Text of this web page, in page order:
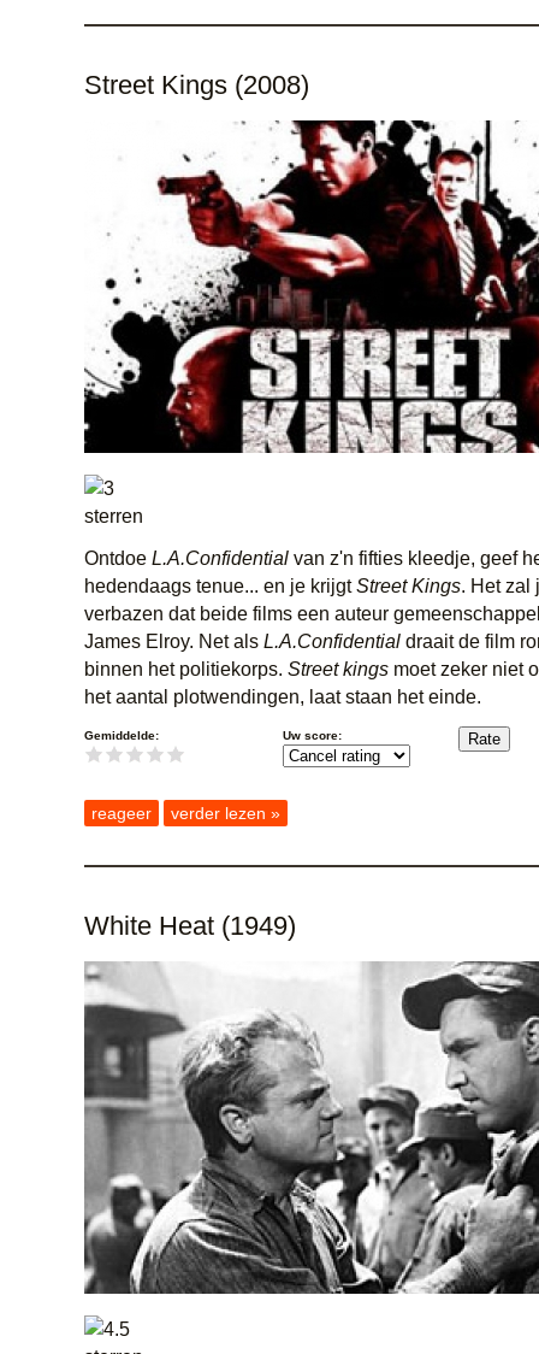
Street Kings (2008)
Ontdoe L.A.Confidential van z'n fifties kleedje, geef
hedendaags tenue... en je krijgtStreet Kings. Het zal
verbazen dat beide films een auteur
James Elroy. Net als L.A.Confidential draait de film
binnen het politiekorps. Street kings moet zeker niet
het aantal plotwendingen, laat staan het einde.
Gemiddelde: Uw score:
reageer verder lezen »
White Heat (1949)